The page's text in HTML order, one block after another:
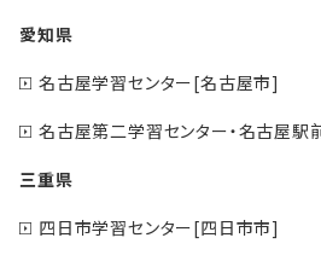
愛知県
名古屋学習センター[名古屋市]
名古屋第二学習センター・名古屋
三重県
四日市学習センター[四日市市]